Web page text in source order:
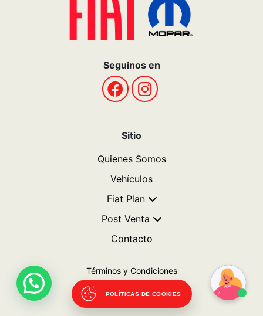
Seguinos en
Sitio
Quienes Somos
Vehículos
Fiat Plan
Post Venta
Contacto
Términos y Condiciones
Politicas de privacidad
POLÍTICAS DE COOKIES